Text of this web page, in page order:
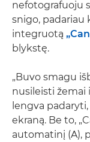
nefotografuoju
snigo, padariau
integruotą
blykstę.
„Buvo smagu
nusileisti žemai
lengva
ekraną. Be to,
automatinį (A),